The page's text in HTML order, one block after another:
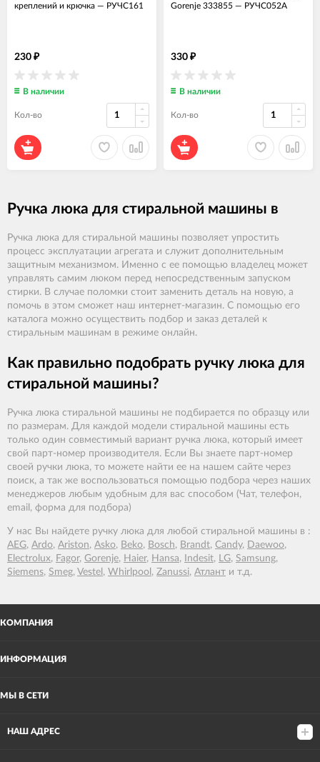
креплений и крючка — РУЧС161
230 ₽
В наличии
Кол-во
Gorenje 333855 — РУЧС052А
330 ₽
В наличии
Кол-во
Ручка люка для стиральной машины в
Ручка люка для стиральной машины позволяет упростить
процесс эксплуатации агрегата и служит дополнительным
защитным механизмом. Именно с ее помощью владелец может
управлять самим люком перед непосредственным запуском
стирки. В случае поломки стоит заменить деталь на новую, а
помочь в этом сможет наш интернет-магазин. С помощью его
каталога можно осуществить подбор и заказ деталей к
стиральным машинам в режиме онлайн.
Как правильно подобрать ручку люка для
стиральной машины?
Ручка люка стиральной машины не подбирается по образцу или
по размерам. Для каждой модели стиральной машины есть
только один совместимый вариант ручка люка, который имеет
свой парт-номер производителя. Если Вы знаете парт-номер
своей ручки люка, то можете найти ее на нашем сайте через
поиск, а так же воспользоваться помощью подбора через наших
менеджеров любым удобным для вас способом (Чат, телефон,
email, форма для подбора)
У нас Вы найдете ручку люка для любой стиральной машины в :
AEG, Ardo, Ariston, Asko, Beko, Bosch, Brandt, Candy, Daewoo,
Electrolux, Fagor, Gorenje, Haier, Hansa, Indesit, LG, Samsung,
Siemens, Smeg, Vestel , Whirlpool , Zanussi, Атлант и т.д.
КОМПАНИЯ
ИНФОРМАЦИЯ
МЫ В СЕТИ
НАШ АДРЕС